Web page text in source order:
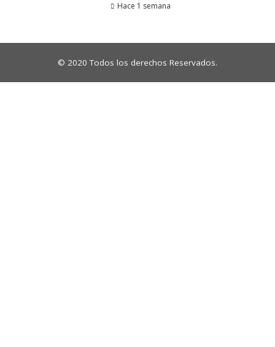
Hace 1 semana
© 2020 Todos los derechos Reservados.